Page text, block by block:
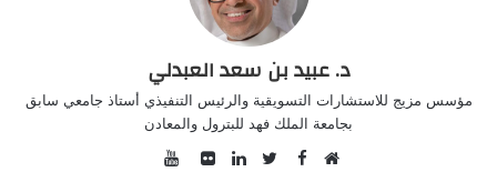
د. عبيد بن سعد العبدلي
مؤسس مزيج للاستشارات التسويقية والرئيس التنفيذي أستاذ جامعي سابق
بجامعة الملك فهد للبترول والمعادن
Facebook